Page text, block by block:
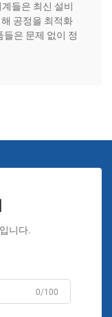
들은 최신 설비
공정을 최적화
은 문제 없이 정
니다.
0/100